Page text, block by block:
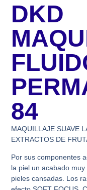
DKD
84
MAQUILLAJE SUAVE
EXTRACTOS DE
Por sus componentes
la piel un acabado
pieles cansadas. Los